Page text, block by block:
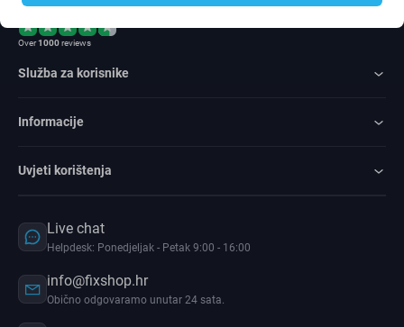
Rated Excellent
Over1000reviews
Služba za korisnike
Informacije
Uvjeti korištenja
Live chat
Helpdesk: Ponedjeljak - Petak 9:00 - 16:00
info@fixshop.hr
Obično odgovaramo unutar 24 sata.